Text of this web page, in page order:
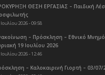
ΘΕΣΗ ΕΡΓΑΣΙΑΣ – Παιδική
2026 - 09:58
– Πρόσκληση – Εθνικό
19 Ιουλίου 2026
2026 - 12:46
– Καλοκαιρινή Γιορτή – 03/07/